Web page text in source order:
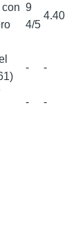
9
4/5
4.40
- -
- -